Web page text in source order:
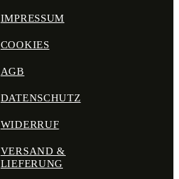
IMPRESSUM
COOKIES
AGB
DATENSCHUTZ
WIDERRUF
VERSAND &
LIEFERUNG